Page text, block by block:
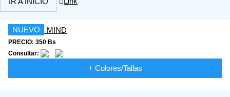
NUEVO
PRECIO: 350 Bs
Consultar:
+ Colores/Tallas